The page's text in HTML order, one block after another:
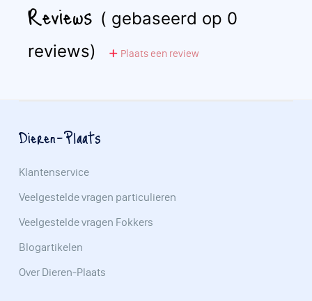
Reviews ( gebaseerd op 0
reviews)
Plaats een review
Dieren-Plaats
Klantenservice
Veelgestelde vragen particulieren
Veelgestelde vragen Fokkers
Blogartikelen
Over Dieren-Plaats